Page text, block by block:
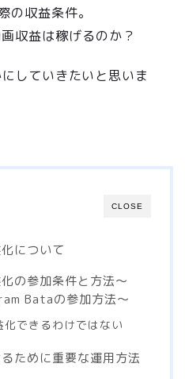
の収益条件。
収益は稼げるのか？
していきたいと思いま
CLOSE
について
の参加条件と方法〜
Bataの参加方法〜
できるわけではない
ために重要な運用方法